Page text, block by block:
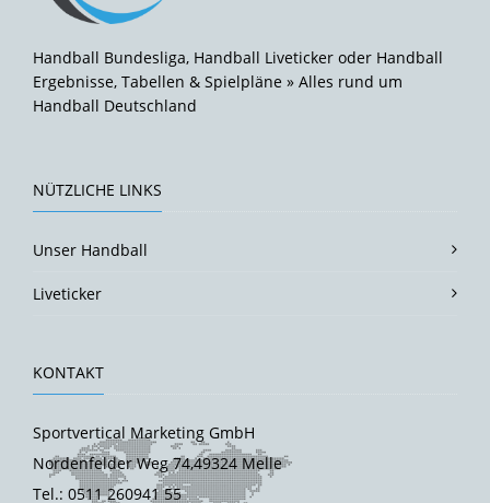
Handball Bundesliga, Handball Liveticker oder Handball
Ergebnisse, Tabellen & Spielpläne » Alles rund um
Handball Deutschland
NÜTZLICHE LINKS
Unser Handball
Liveticker
KONTAKT
Sportvertical Marketing GmbH
Nordenfelder Weg 74,49324 Melle
Tel.: 0511 260941 55